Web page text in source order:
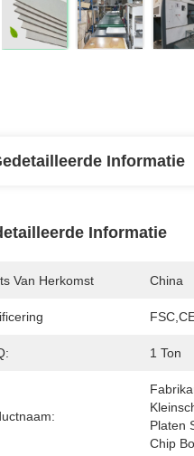
Informatie
Informatie
Van Herkomst China
1 Ton
Platen
Chip